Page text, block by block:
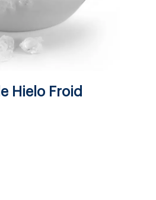
Hielo Froid